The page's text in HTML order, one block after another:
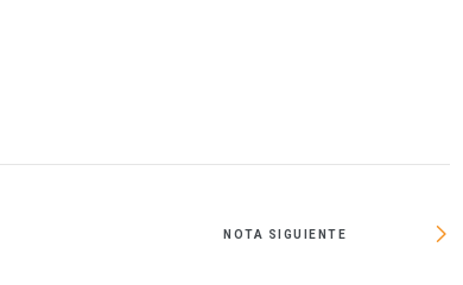
NOTA SIGUIENTE